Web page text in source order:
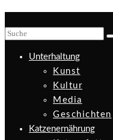
Unterhaltung
Kunst
Kultur
Media
Geschichten
Katzenernährung